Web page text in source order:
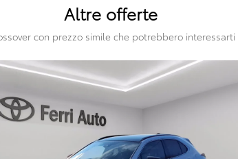
Altre offerte
con prezzo simile che potrebbero interessarti